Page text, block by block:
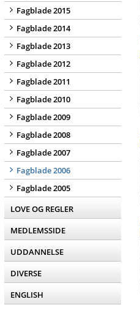
Fagblade 2015
Fagblade 2014
Fagblade 2013
Fagblade 2012
Fagblade 2011
Fagblade 2010
Fagblade 2009
Fagblade 2008
Fagblade 2007
Fagblade 2006
Fagblade 2005
LOVE OG REGLER
MEDLEMSSIDE
UDDANNELSE
DIVERSE
ENGLISH